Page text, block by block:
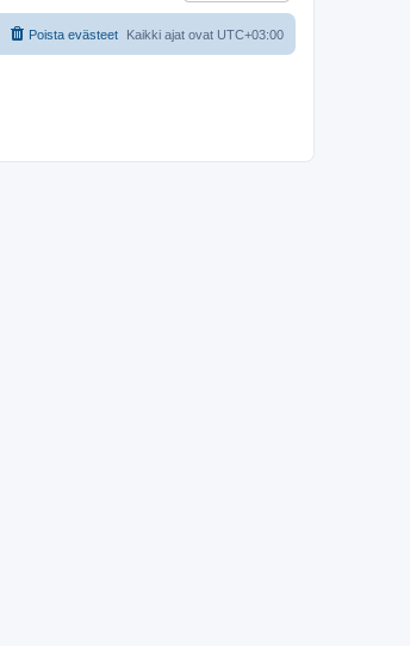
Kaikki ajat ovat UTC+03:00
Poista evästeet